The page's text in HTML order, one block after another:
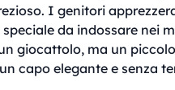
I genitori
da indossare nei
giocattolo, ma un
capo elegante e senza